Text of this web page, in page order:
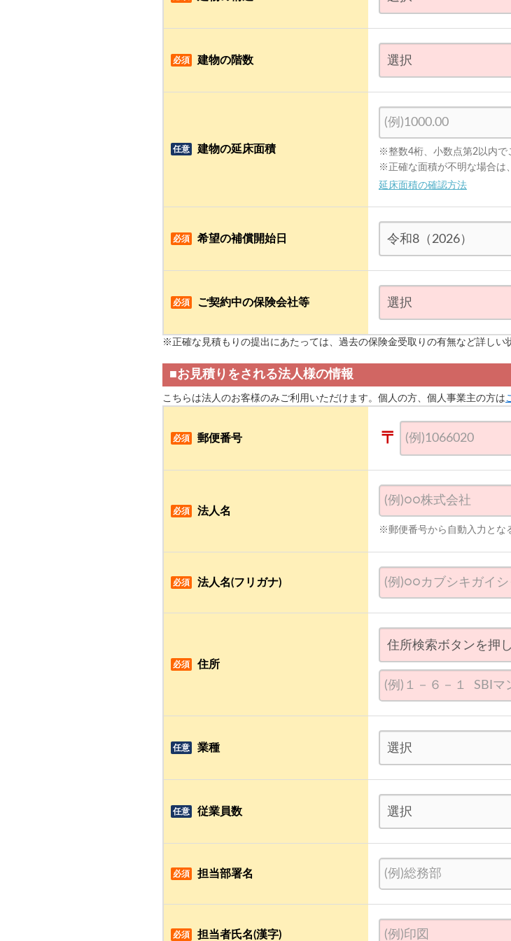
必須 建物の階数
任意 建物の延床面積
※整数4桁、小数点第2以内で
※正確な面積が不明な場合は
延床面積の確認方法
必須 希望の補償開始日
必須 ご契約中の保険会社等
※正確な見積もりの提出にあたっては、過去の保険金受取りの有無など詳しい
■お見積りをされる法人様の情報
こちらは法人のお客様のみご利用いただけます。個人の方、個人事業主の方は
必須 郵便番号 〒
必須 法人名
※郵便番号から自動入力とな
必須 法人名(フリガナ)
必須 住所
任意 業種
任意 従業員数
必須 担当部署名
必須 担当者氏名(漢字)